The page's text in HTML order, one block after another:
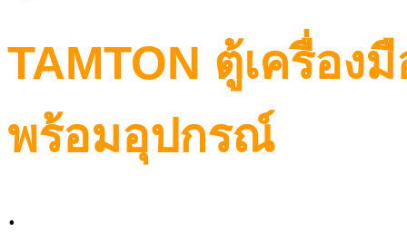
TAMTON ตู้เครื่อง
พร้อมอุปกรณ์
.